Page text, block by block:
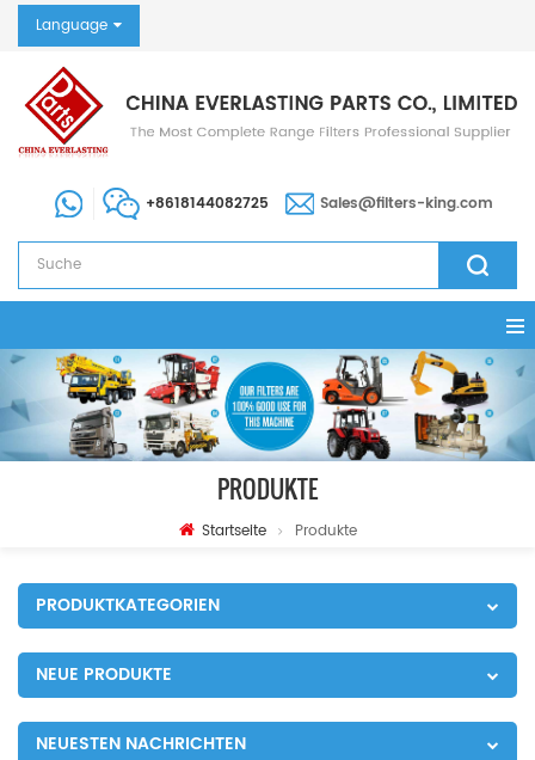
Language
+8618144082725 Sales@filters-king.com
PRODUKTE
Startseite Produkte
PRODUKTKATEGORIEN
NEUE PRODUKTE
NEUESTEN NACHRICHTEN